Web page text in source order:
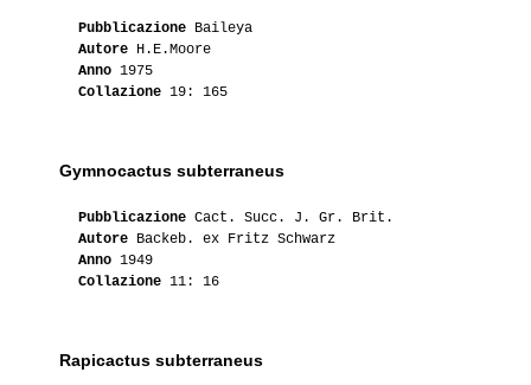
Pubblicazione Baileya
Autore H.E.Moore
Anno 1975
Collazione 19: 165
Gymnocactus subterraneus
Pubblicazione Cact. Succ. J. Gr. Brit.
Autore Backeb. ex Fritz Schwarz
Anno 1949
Collazione 11: 16
Rapicactus subterraneus